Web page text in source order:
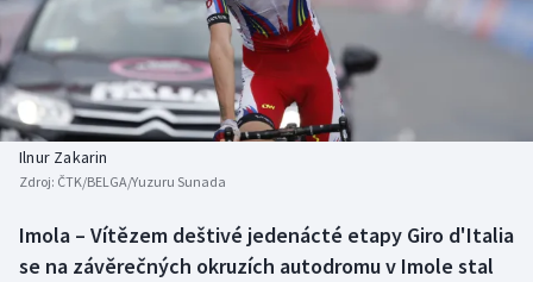
Boby a skeleton
Box
Curling
Florbal
AZ kvíz
Ilnur Zakarin
Zdroj: ČTK/BELGA/Yuzuru Sunada
Imola – Vítězem deštivé jedenácté etapy Giro d'Italia
se na závěrečných okruzích autodromu v Imole stal